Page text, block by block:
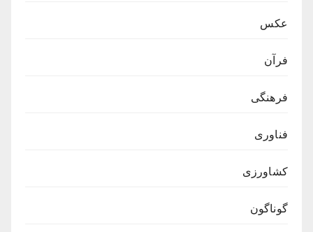
عکس
فرآن
فرهنگی
فناوری
کشاورزی
گوناگون